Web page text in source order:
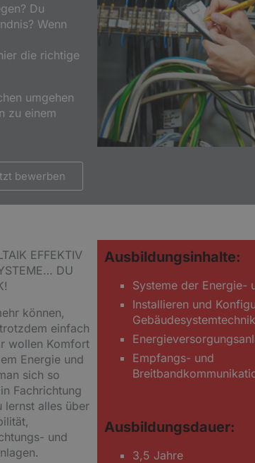
Du
Wenn
die richtige
umgehen
zu einem
bewerben
EFFEKTIV
DU
können,
einfach
wollen Komfort
Energie und
sich so
Fachrichtung
lernst alles über
und
Ausbildungsinhalte:
Systeme der Energie-
Installieren und
Gebäudesystemtechnik
Empfangs- und
Ausbildungsdauer:
3,5 Jahre